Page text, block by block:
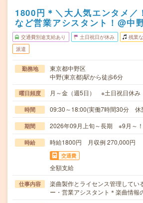
1800円＊＼大人気エンタメ／
など営業アシスタント！@中
交通費別途支給あり 土日祝日が休み 残業な
派遣
勤務地
東京都中野区
中野(東京都)駅から徒歩6分
曜日頻度 月～金（週5日） ※土日祝日休み
時間 09:30～18:00(実働7時間30分 休
期間 2026年09月上旬～長期 ※9月～！
時給 時給1800円 月収例 270,000円
交通費
全額支給
仕事内容
楽曲製作とライセンス管理してい
ー・営業アシスタント＊楽曲情